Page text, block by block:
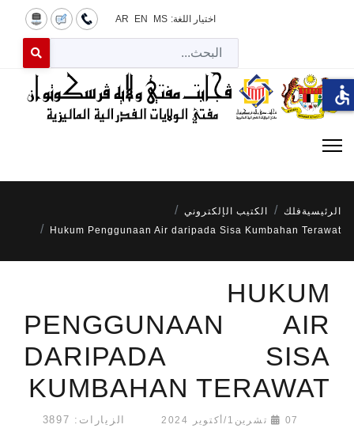
اختيار اللغة: MS
EN
AR
for results.
الرئيسية فلك
الكتيب الإلكتروني
Hukum Penggunaan Air daripada Sisa Kumbahan Terawat
HUKUM
PENGGUNAAN AIR
DARIPADA SISA
KUMBAHAN TERAWAT
07 تشرين1/أكتوير 2024 الزيارات: 3897
accessible